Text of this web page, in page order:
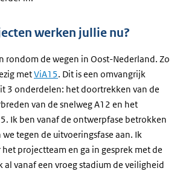
werken jullie nu?
rondom de wegen in Oost-Nederland. Zo
metViA15. Dit is een omvangrijk
3 onderdelen: het doortrekken van de
van de snelweg A12 en het
Ik ben vanaf de ontwerpfase betrokken
tegen de uitvoeringsfase aan. Ik
projectteam en ga in gesprek met de
al vanaf een vroeg stadium de veiligheid